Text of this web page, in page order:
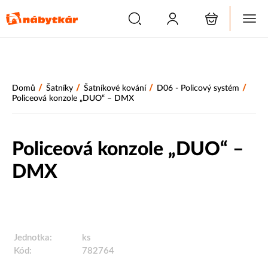
Domů / Šatníky / Šatníkové kování / D06 - Policový systém /
Policeová konzole „DUO“ – DMX
Policeová konzole „DUO“ –
DMX
Jednotka:
ks
Kód:
782764